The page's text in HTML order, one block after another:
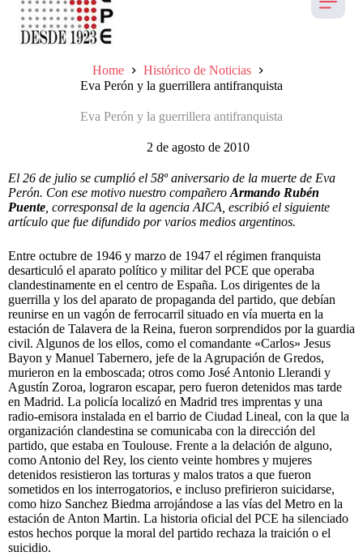
Home
Histórico de Noticias
Eva Perón y la guerrillera antifranquista
Eva Perón y la guerrillera antifranquista
2 de agosto de 2010
El 26 de julio se cumplió el 58º aniversario de la muerte de Eva
Perón. Con ese motivo nuestro compañero Armando Rubén
Puente , corresponsal de la agencia AICA, escribió el siguiente
artículo que fue difundido por varios medios argentinos.
Entre octubre de 1946 y marzo de 1947 el régimen franquista
desarticuló el aparato político y militar del PCE que operaba
clandestinamente en el centro de España. Los dirigentes de la
guerrilla y los del aparato de propaganda del partido, que debían
reunirse en un vagón de ferrocarril situado en vía muerta en la
estación de Talavera de la Reina, fueron sorprendidos por la guardia
civil. Algunos de los ellos, como el comandante «Carlos» Jesus
Bayon y Manuel Tabernero, jefe de la Agrupación de Gredos,
murieron en la emboscada; otros como José Antonio Llerandi y
Agustín Zoroa, lograron escapar, pero fueron detenidos mas tarde
en Madrid. La policía localizó en Madrid tres imprentas y una
radio-emisora instalada en el barrio de Ciudad Lineal, con la que la
organización clandestina se comunicaba con la dirección del
partido, que estaba en Toulouse. Frente a la delación de alguno,
como Antonio del Rey, los ciento veinte hombres y mujeres
detenidos resistieron las torturas y malos tratos a que fueron
sometidos en los interrogatorios, e incluso prefirieron suicidarse,
como hizo Sanchez Biedma arrojándose a las vías del Metro en la
estación de Anton Martin. La historia oficial del PCE ha silenciado
estos hechos porque la moral del partido rechaza la traición o el
suicidio.